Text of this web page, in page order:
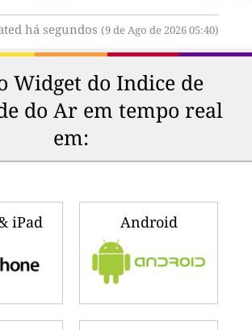
há segundos (9 de Ago de 2026 05:40)
Widget do Indice de
do Ar em tempo real
em:
iPad Android